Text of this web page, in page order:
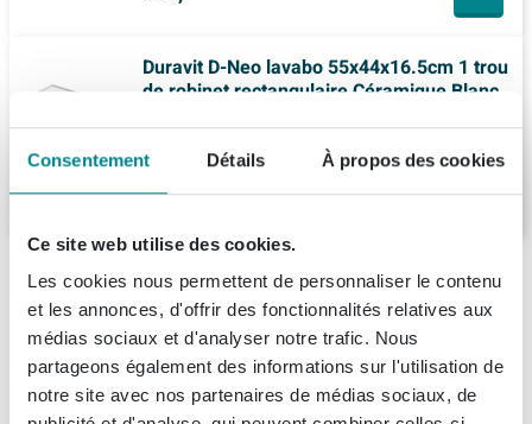
Consentement Détails À propos des cookies
Ce site web utilise des cookies.
Les cookies nous permettent de personnaliser le contenu
et les annonces, d'offrir des fonctionnalités relatives aux
médias sociaux et d'analyser notre trafic. Nous
partageons également des informations sur l'utilisation de
notre site avec nos partenaires de médias sociaux, de
Duravit D-Neo lavabo 55x44x16.5cm 1 trou
de robinet rectangulaire Céramique Blanc
Livraison:4 - 5 semaines
184,81
Description
Duravit D Code Vital lavabo 60x55cm avec
trou de robinet sans trop-plein blanc
Avec ce lavabo intemporel, vous optez pour une
Spécifications
Numéro d'article
0295861
À propos de Duravit